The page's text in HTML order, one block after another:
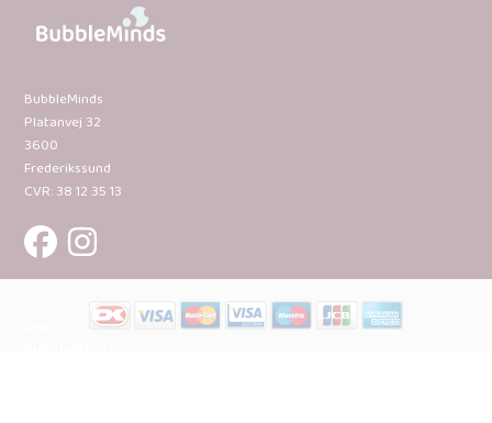
BubbleMinds
Platanvej 32
3600
Frederikssund
CVR: 38 12 35 13